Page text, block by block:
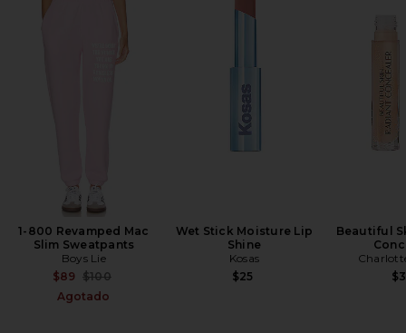
1-800 Revamped Mac
Slim Sweatpants
Boys Lie
$89 Previous price:
$100
Agotado
Wet Stick Moisture Lip
Shine
Kosas
$25
Beautiful